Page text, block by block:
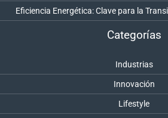
Eficiencia Energética: Clave para la
Categorías
Industrias
Innovación
Lifestyle